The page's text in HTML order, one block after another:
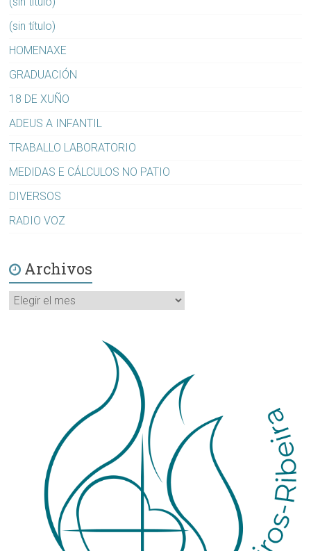
(sin título)
HOMENAXE
GRADUACIÓN
18 DE XUÑO
ADEUS A INFANTIL
TRABALLO LABORATORIO
MEDIDAS E CÁLCULOS NO PATIO
DIVERSOS
RADIO VOZ
Archivos
Archivos